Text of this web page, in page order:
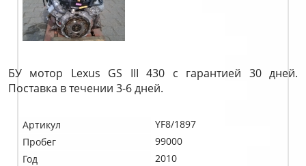
БУ мотор Lexus GS III 430 c гарантией 30 дней.
Поставка в течении 3-6 дней.
Артикул
YF8/1897
Пробег
99000
Год
2010